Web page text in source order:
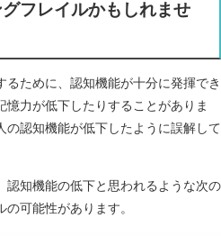
フレイルかもしれませ
ために、認知機能が十分に発揮でき
力が低下したりすることがありま
の認知機能が低下したように誤解して
認知機能の低下と思われるような次の
可能性があります。